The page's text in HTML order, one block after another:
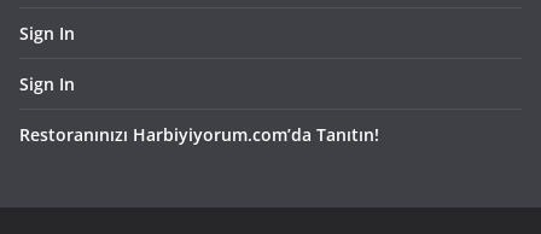
Sign In
Sign In
Restoranınızı Harbiyiyorum.com’da Tanıtın!